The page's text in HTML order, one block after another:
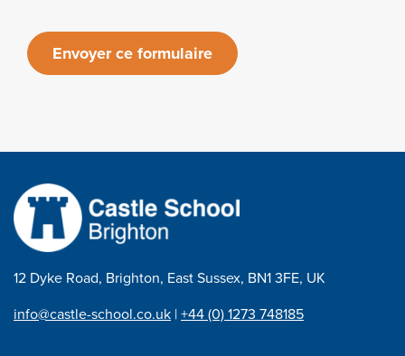
Envoyer ce formulaire
12 Dyke Road, Brighton, East Sussex, BN1 3FE, UK
info@castle-school.co.uk |+44 (0) 1273 748185